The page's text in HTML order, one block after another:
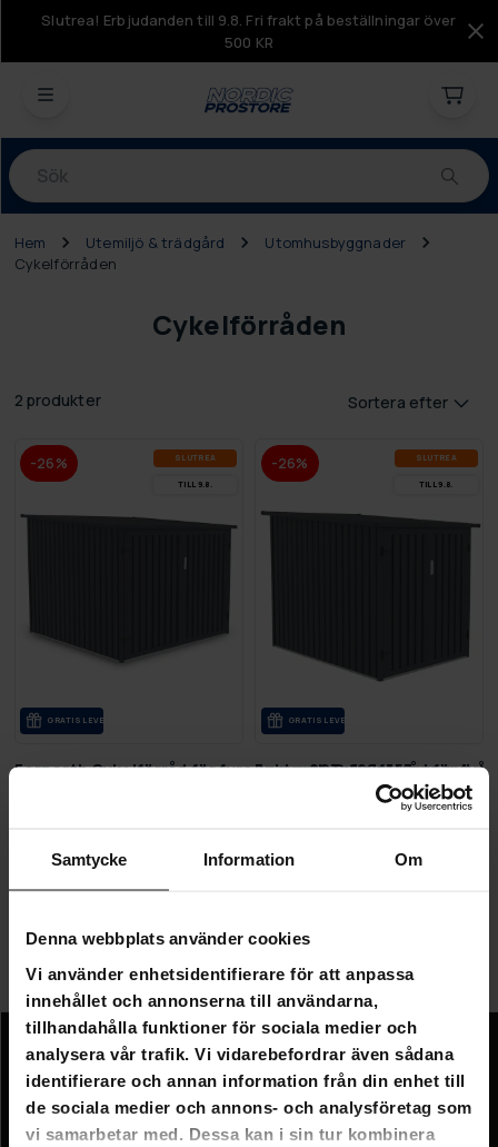
Samtycke Information Om
Denna webbplats använder cookies
Vi använder enhetsidentifierare för att anpassa
innehållet och annonserna till användarna,
tillhandahålla funktioner för sociala medier och
analysera vår trafik. Vi vidarebefordrar även sådana
identifierare och annan information från din enhet till
de sociala medier och annons- och analysföretag som
vi samarbetar med. Dessa kan i sin tur kombinera
Slutrea! Erbjudanden till 9.8. Fri frakt på beställningar över
500 KR
Produkter
Hem Utemiljö & trädgård
Utomhusbyggnader
Cykelförråden
Cykelförråden
2 produkter Sortera efter
-26% SLUT­REA
TILL 9.8.
GRA­TIS LE­VE­RANS
Fornorth Cykelförråd för fyra cyklar 203x198x157cm,
7 990,00 kr
-26% SLUT­REA
TILL 9.8.
GRA­TIS LE­VE­RANS
Fornorth Cykelförråd för två
6 490,00 kr
Sida 1 av 1
Cykelförråden
Information
Företagsinformation